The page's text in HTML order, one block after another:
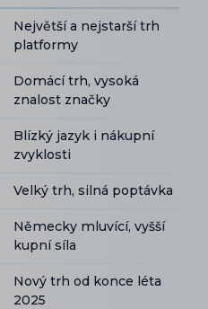
Největší a nejstarší trh
platformy
Domácí trh, vysoká
znalost značky
Blízký jazyk i nákupní
zvyklosti
Velký trh, silná poptávka
Německy mluvící, vyšší
kupní síla
Nový trh od konce léta
2025